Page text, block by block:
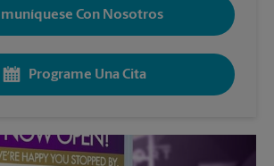
Con Nosotros
Programe Una Cita